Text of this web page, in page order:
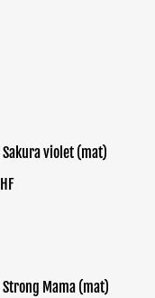
violet (mat)
Mama (mat)